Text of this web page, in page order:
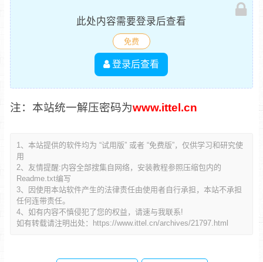
此处内容需要登录后查看
免费
登录后查看
注：本站统一解压密码为www.ittel.cn
1、本站提供的软件均为 “试用版” 或者 “免费版”，仅供学习和研究使
用
2、友情提醒:内容全部搜集自网络，安装教程参照压缩包内的
Readme.txt编写
3、因使用本站软件产生的法律责任由使用者自行承担，本站不承担
任何连带责任。
4、如有内容不慎侵犯了您的权益，请速与我联系!
如有转载请注明出处：
https://www.ittel.cn/archives/21797.html